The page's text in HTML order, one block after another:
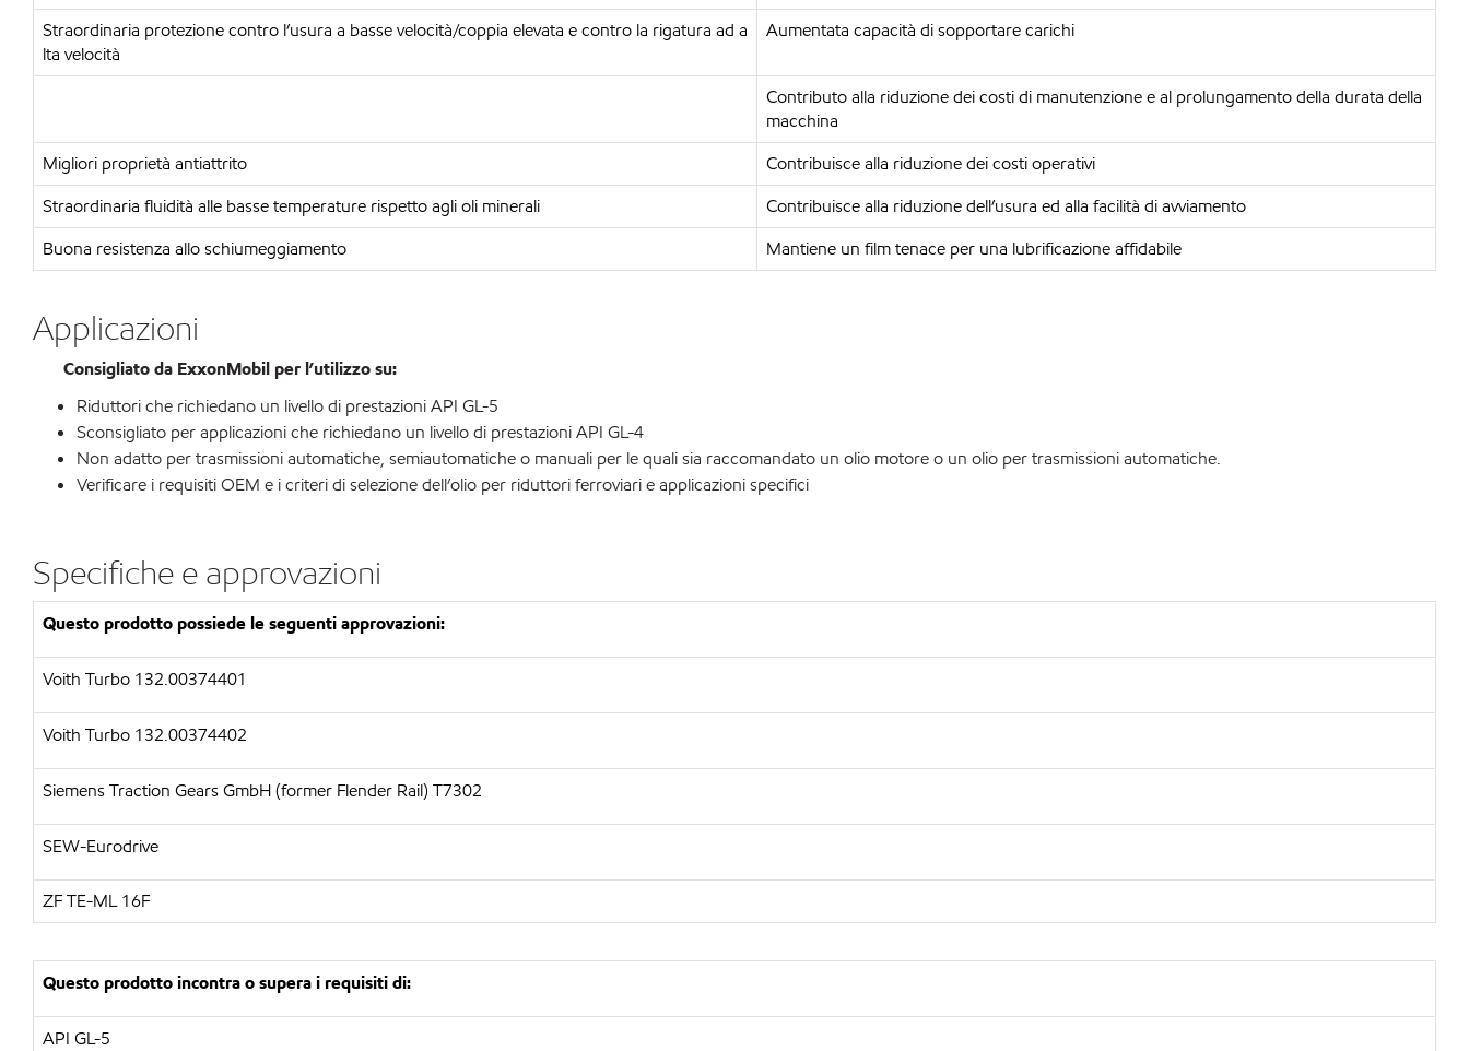
Straordinaria protezione contro l’usura a basse velocità/coppia elevata e contro la rigatura ad a
lta velocità
Aumentata capacità di sopportare carichi
Contributo alla riduzione dei costi di manutenzione e al prolungamento della durata della
macchina
Migliori proprietà antiattrito
Contribuisce alla riduzione dei costi operativi
Straordinaria fluidità alle basse temperature rispetto agli oli minerali
Contribuisce alla riduzione dell’usura ed alla facilità di avviamento
Buona resistenza allo schiumeggiamento
Mantiene un film tenace per una lubrificazione affidabile
Applicazioni
Consigliato da ExxonMobil per l’utilizzo su:
Riduttori che richiedano un livello di prestazioni API GL-5
Sconsigliato per applicazioni che richiedano un livello di prestazioni API GL-4
Non adatto per trasmissioni automatiche, semiautomatiche o manuali per le quali sia raccomandato un olio motore o un olio per trasmissioni automatiche.
Verificare i requisiti OEM e i criteri di selezione dell’olio per riduttori ferroviari e applicazioni specifici
Specifiche e approvazioni
Questo prodotto possiede le seguenti approvazioni:
Voith Turbo 132.00374401
Voith Turbo 132.00374402
Siemens Traction Gears GmbH (former Flender Rail) T7302
SEW-Eurodrive
ZFTE-ML 16F
Questo prodotto incontra o supera i requisiti di:
API GL-5